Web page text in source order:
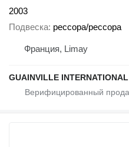
2003
Подвеска рессора/рессора
Франция, Limay
GUAINVILLE INTERNATIONAL